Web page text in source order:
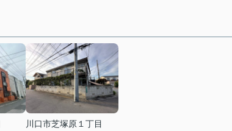
川口市芝塚原１丁目